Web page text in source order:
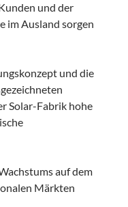
und der
im Ausland sorgen
und die
Solar-Fabrik hohe
auf dem
Märkten